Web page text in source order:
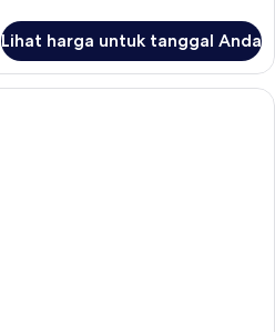
Lihat harga untuk tanggal Anda